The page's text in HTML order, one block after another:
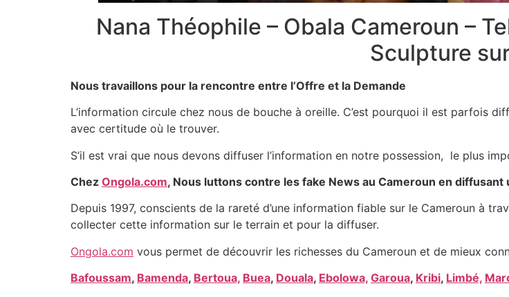
Nana Théophile – Obala Cameroun –
Sculpture
Nous travaillons pour la rencontre entre l’Offre et la Demande
L’information circule chez nous de bouche à oreille. C’est pourquoi il est parfois
avec certitude où le trouver.
S’il est vrai que nous devons diffuser l’information en notre possession, le plus
Chez Ongola.com, Nous luttons contre les fake News au Cameroun en
Depuis 1997, conscients de la rareté d’une information fiable sur le Cameroun à
collecter cette information sur le terrain et pour la diffuser.
Ongola.com vous permet de découvrir les richesses du Cameroun et de mieux
Bafoussam, Bamenda, Bertoua, Buea, Douala, Ebolowa, Garoua, Kribi, Limbé,